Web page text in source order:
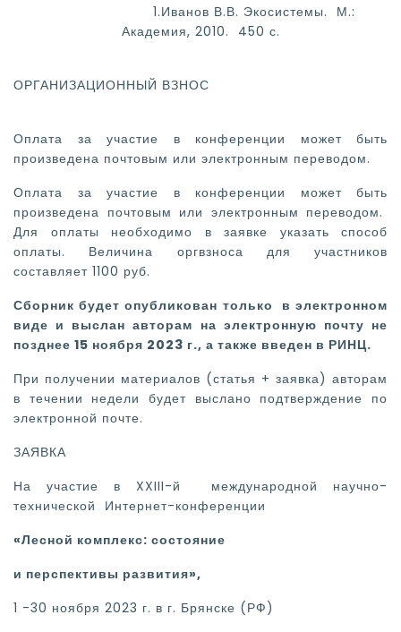
1.Иванов В.В. Экосистемы. М.:
Академия, 2010. 450 с.
ОРГАНИЗАЦИОННЫЙ ВЗНОС
Оплата за участие в конференции может быть
произведена почтовым или электронным переводом.
Оплата за участие в конференции может быть
произведена почтовым или электронным переводом.
Для оплаты необходимо в заявке указать способ
оплаты. Величина оргвзноса для участников
составляет 1100 руб.
Сборник будет опубликован только в электронном
виде и выслан авторам на электронную почту не
позднее 15 ноября 2023 г., а также введен в РИНЦ.
При получении материалов (статья + заявка) авторам
в течении недели будет выслано подтверждение по
электронной почте.
ЗАЯВКА
На участие в XXIII-й международной научно-
технической Интернет-конференции
«Лесной комплекс: состояние
и перспективы развития»,
1 -30 ноября 2023 г. в г. Брянске (РФ)